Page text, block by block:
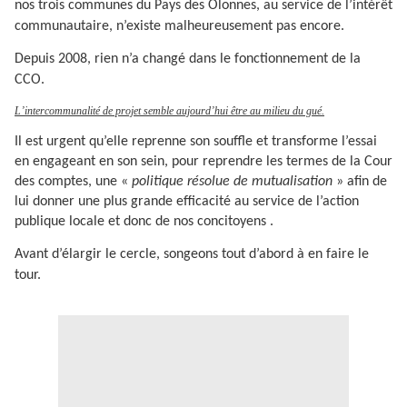
nos trois communes du Pays des Olonnes, au service de l’intérêt
communautaire, n’existe malheureusement pas encore.
Depuis 2008, rien n’a changé dans le fonctionnement de la
CCO.
L’intercommunalité de projet semble aujourd’hui être au milieu du gué.
Il est urgent qu’elle reprenne son souffle et transforme l’essai
en engageant en son sein, pour reprendre les termes de la Cour
des comptes, une « politique résolue de mutualisation » afin de
lui donner une plus grande efficacité au service de l’action
publique locale et donc de nos concitoyens .
Avant d’élargir le cercle, songeons tout d’abord à en faire le
tour.